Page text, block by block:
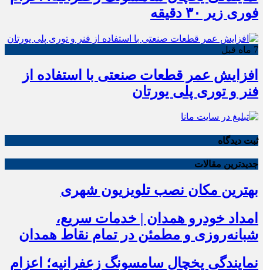
فوری زیر ۳۰ دقیقه
7 ماه قبل
افزایش عمر قطعات صنعتی با استفاده از
فنر و توری پلی یورتان
ثبت دیدگاه
جدیدترین مقالات
بهترین مکان نصب تلویزیون شهری
امداد خودرو همدان | خدمات سریع،
شبانه‌روزی و مطمئن در تمام نقاط همدان
نمایندگی یخچال سامسونگ زعفرانیه؛ اعزام